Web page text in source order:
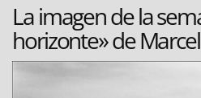
La imagen de la
horizonte» de